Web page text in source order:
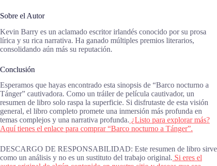
Sobre el Autor
Kevin Barry es un aclamado escritor irlandés conocido por su prosa
lírica y su rica narrativa. Ha ganado múltiples premios literarios,
consolidando aún más su reputación.
Conclusión
Esperamos que hayas encontrado esta sinopsis de “Barco nocturno a
Tánger” cautivadora. Como un tráiler de película cautivador, un
resumen de libro solo raspa la superficie. Si disfrutaste de esta visión
general, el libro completo promete una inmersión más profunda en
temas complejos y una narrativa profunda. ¿Listo para explorar más?
Aquí tienes el enlace para comprar “Barco nocturno a Tánger”.
DESCARGO DE RESPONSABILIDAD: Este resumen de libro sirve
como un análisis y no es un sustituto del trabajo original. Si eres el